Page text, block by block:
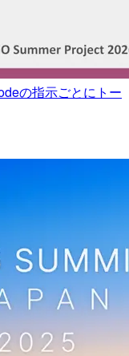
の指示ごとにトー